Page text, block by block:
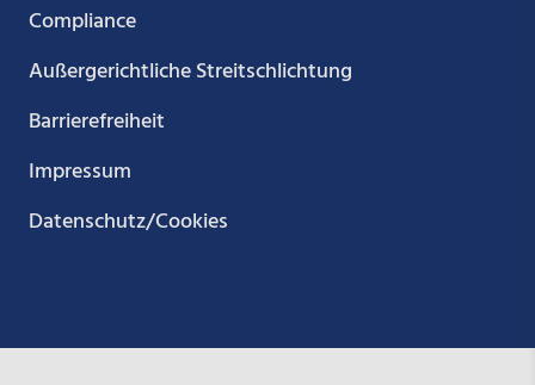
Compliance
Außergerichtliche Streitschlichtung
Barrierefreiheit
Impressum
Datenschutz/Cookies